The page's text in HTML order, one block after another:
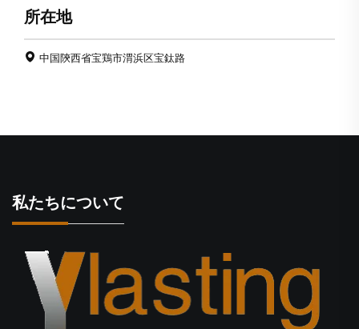
所在地
中国陝西省宝鶏市渭浜区宝鈦路
私たちについて